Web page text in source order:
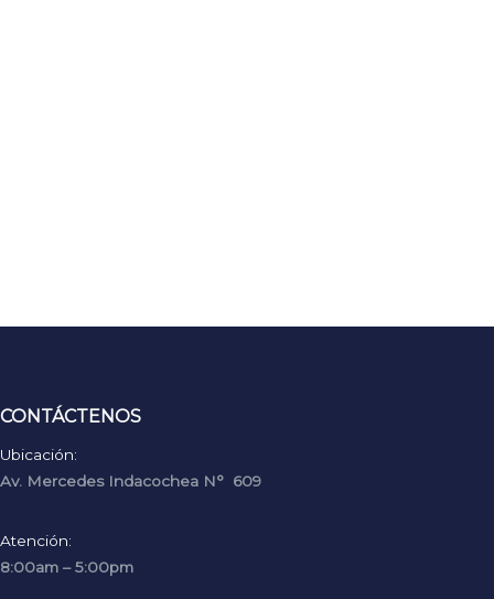
CONTÁCTENOS
Ubicación:
Av. Mercedes Indacochea N° 609
Atención:
8:00am – 5:00pm